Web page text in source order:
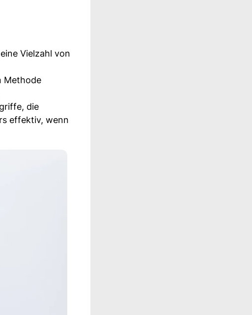
Vielzahl von
Methode
die
effektiv, wenn